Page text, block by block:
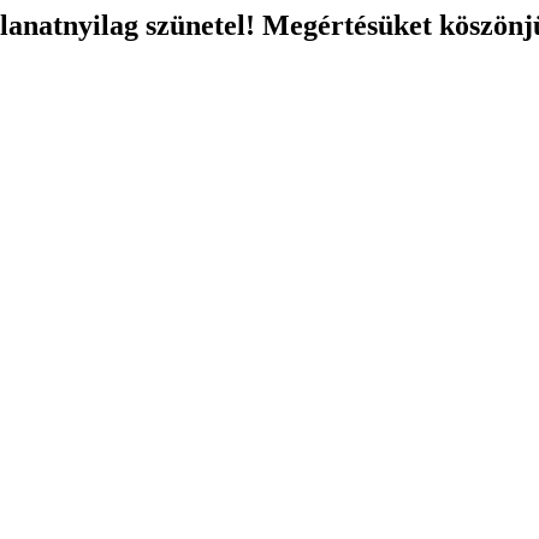
szünetel! Megértésüket